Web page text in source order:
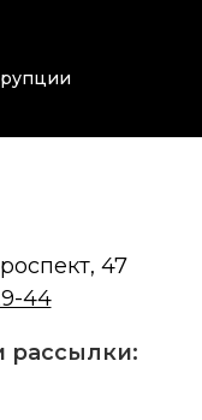
47
44
рассылки: